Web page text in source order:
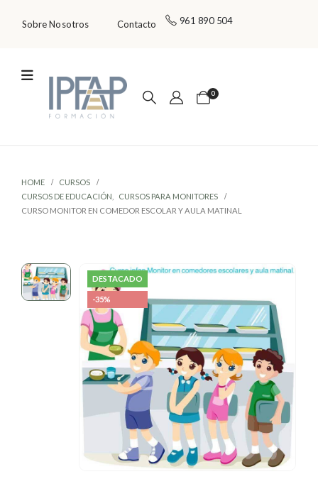
Sobre Nosotros Contacto 961 890 504
0
HOME
CURSOS
CURSOS DE EDUCACIÓN
CURSOS PARA MONITORES
CURSO MONITOR EN COMEDOR ESCOLAR Y AULA MATINAL
DESTACADO
-35%